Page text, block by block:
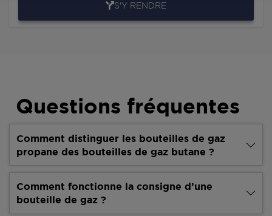
S'Y RENDRE
Questions fréquentes
Comment distinguer les bouteilles de gaz
propane des bouteilles de gaz butane ?
Comment fonctionne la consigne d’une
bouteille de gaz ?